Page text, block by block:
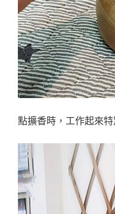
點擴香時，工作起來